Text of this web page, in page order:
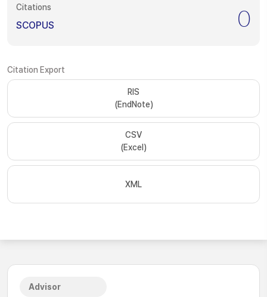
Citations
SCOPUS 0
Citation Export
RIS
(EndNote)
CSV
(Excel)
XML
Advisor